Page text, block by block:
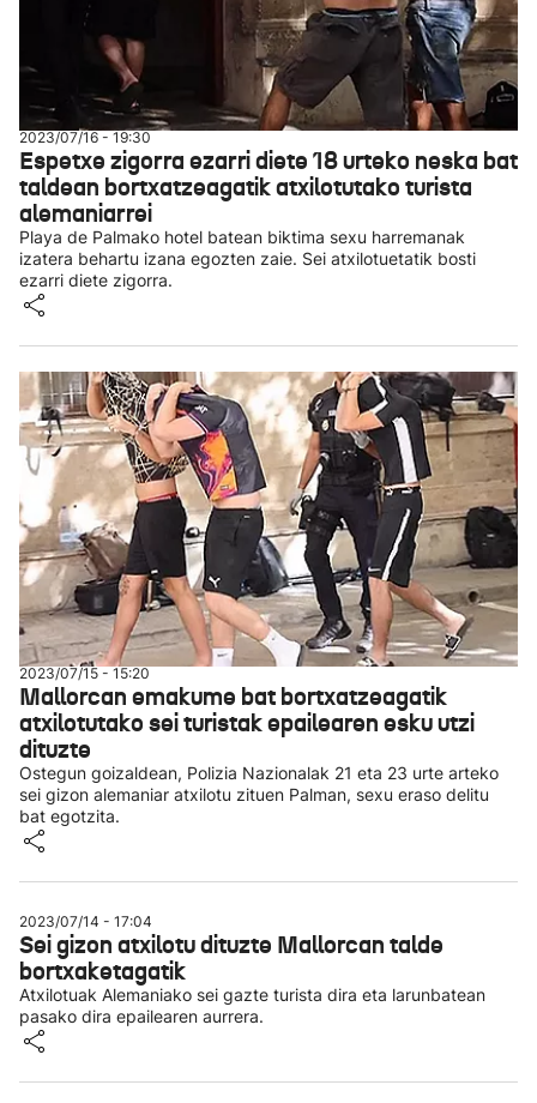
2023/07/16 - 19:30
Espetxe zigorra ezarri diete 18 urteko neska bat
taldean bortxatzeagatik atxilotutako turista
alemaniarrei
Playa de Palmako hotel batean biktima sexu harremanak
izatera behartu izana egozten zaie. Sei atxilotuetatik bosti
ezarri diete zigorra.
2023/07/15 - 15:20
Mallorcan emakume bat bortxatzeagatik
atxilotutako sei turistak epailearen esku utzi
dituzte
Ostegun goizaldean, Polizia Nazionalak 21 eta 23 urte arteko
sei gizon alemaniar atxilotu zituen Palman, sexu eraso delitu
bat egotzita.
2023/07/14 - 17:04
Sei gizon atxilotu dituzte Mallorcan talde
bortxaketagatik
Atxilotuak Alemaniako sei gazte turista dira eta larunbatean
pasako dira epailearen aurrera.